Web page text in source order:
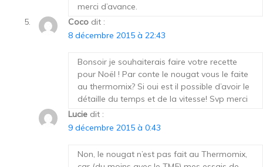
merci d’avance.
Coco dit :
8 décembre 2015 à 22:43
Bonsoir je souhaiterais faire votre recette
pour Noël ! Par conte le nougat vous le faite
au thermomix? Si oui est il possible d’avoir le
détaille du temps et de la vitesse! Svp merci
Lucie dit :
9 décembre 2015 à 0:43
Non, le nougat n’est pas fait au Thermomix,